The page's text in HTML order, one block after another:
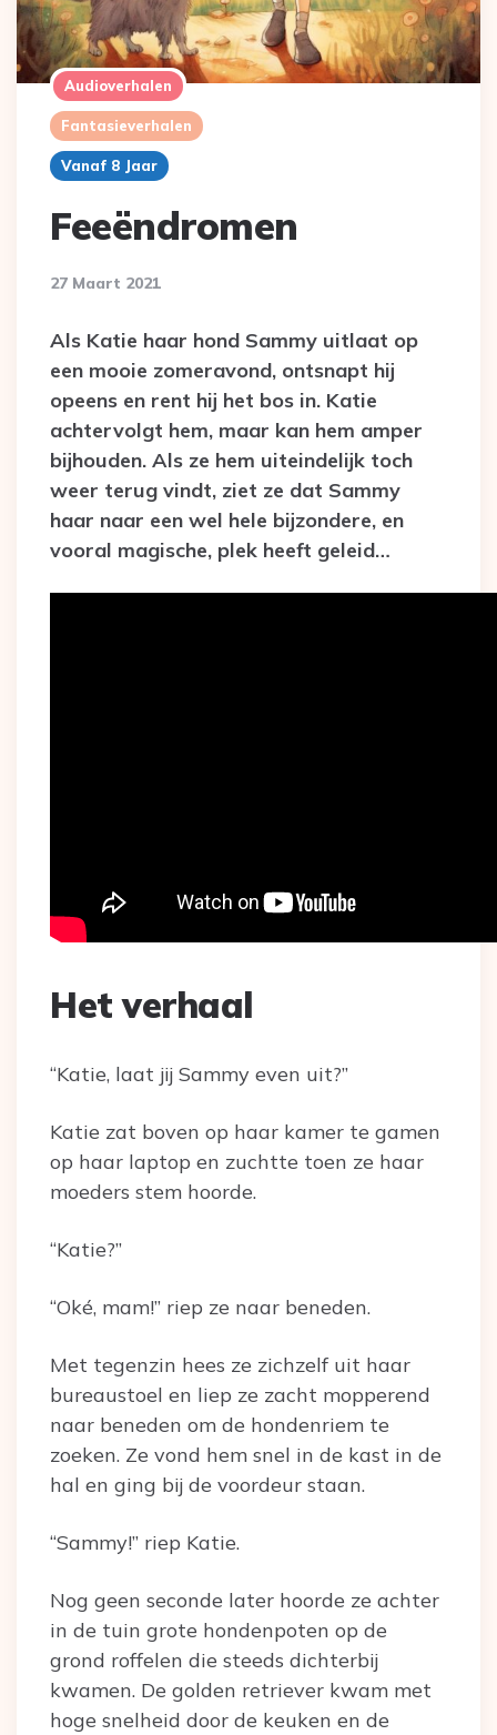
Audioverhalen
Fantasieverhalen
Vanaf 8 Jaar
Feeëndromen
27 Maart 2021
Als Katie haar hond Sammy uitlaat op
een mooie zomeravond, ontsnapt hij
opeens en rent hij het bos in. Katie
achtervolgt hem, maar kan hem amper
bijhouden. Als ze hem uiteindelijk toch
weer terug vindt, ziet ze dat Sammy
haar naar een wel hele bijzondere, en
vooral magische, plek heeft geleid…
Het verhaal
“Katie, laat jij Sammy even uit?”
Katie zat boven op haar kamer te gamen
op haar laptop en zuchtte toen ze haar
moeders stem hoorde.
“Katie?”
“Oké, mam!” riep ze naar beneden.
Met tegenzin hees ze zichzelf uit haar
bureaustoel en liep ze zacht mopperend
naar beneden om de hondenriem te
zoeken. Ze vond hem snel in de kast in de
hal en ging bij de voordeur staan.
“Sammy!” riep Katie.
Nog geen seconde later hoorde ze achter
in de tuin grote hondenpoten op de
grond roffelen die steeds dichterbij
kwamen. De golden retriever kwam met
hoge snelheid door de keuken en de